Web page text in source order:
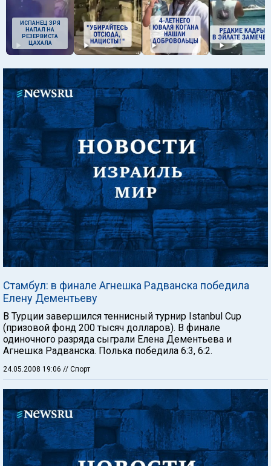
ИСПАНЕЦ ЗРЯ
НАПАЛ НА
РЕЗЕРВИСТА
ЦАХАЛА
Стамбул: в финале Агнешка Радванска победила
Елену Дементьеву
В Турции завершился теннисный турнир Istanbul Cup
(призовой фонд 200 тысяч долларов). В финале
одиночного разряда сыграли Елена Дементьева и
Агнешка Радванска. Полька победила 6:3, 6:2.
24.05.2008 19:06 // Спорт